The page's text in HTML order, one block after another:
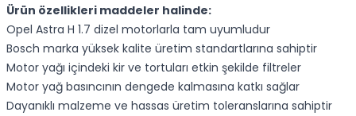
Ürün özellikleri maddeler halinde:
Opel Astra H 1.7 dizel motorlarla tam uyumludur
Bosch marka yüksek kalite üretim standartlarına sahiptir
Motor yağı içindeki kir ve tortuları etkin şekilde filtreler
Motor yağ basıncının dengede kalmasına katkı sağlar
Dayanıklı malzeme ve hassas üretim toleranslarına sahiptir